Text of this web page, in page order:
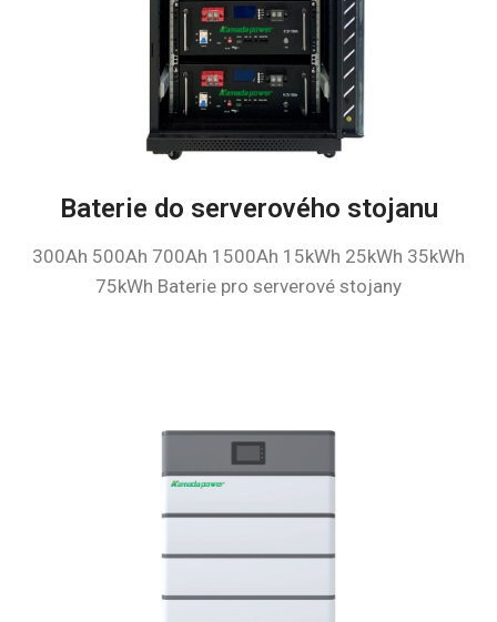
Baterie do serverového stojanu
300Ah 500Ah 700Ah 1500Ah 15kWh 25kWh 35kWh
75kWh Baterie pro serverové stojany